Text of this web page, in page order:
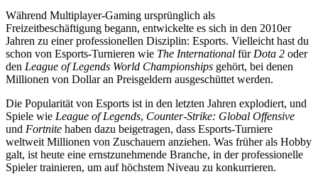
Während Multiplayer-Gaming ursprünglich als
Freizeitbeschäftigung begann, entwickelte es sich in den 2010er
Jahren zu einer professionellen Disziplin: Esports. Vielleicht hast du
schon von Esports-Turnieren wie The International für Dota 2 oder
den League of Legends World Championships gehört, bei denen
Millionen von Dollar an Preisgeldern ausgeschüttet werden.
Die Popularität von Esports ist in den letzten Jahren explodiert, und
Spiele wie League of Legends, Counter-Strike: Global Offensive
und Fortnite haben dazu beigetragen, dass Esports-Turniere
weltweit Millionen von Zuschauern anziehen. Was früher als Hobby
galt, ist heute eine ernstzunehmende Branche, in der professionelle
Spieler trainieren, um auf höchstem Niveau zu konkurrieren.